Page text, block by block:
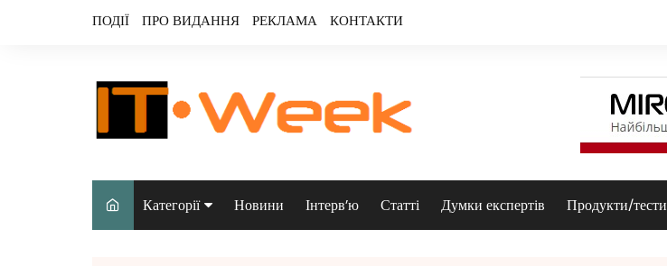
ПОДІЇ ПРО ВИДАННЯ РЕКЛАМА КОНТАКТИ
Категорії Новини Інтерв’ю Статті Думки експертів Продукти/тести